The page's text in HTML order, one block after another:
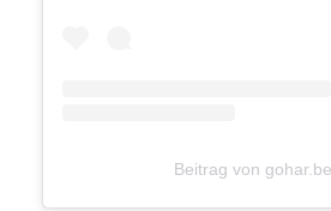
Beitrag von